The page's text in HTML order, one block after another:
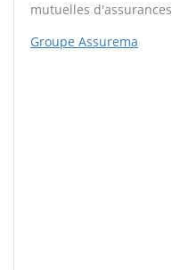
mutuelles d'assurances
Groupe Assurema